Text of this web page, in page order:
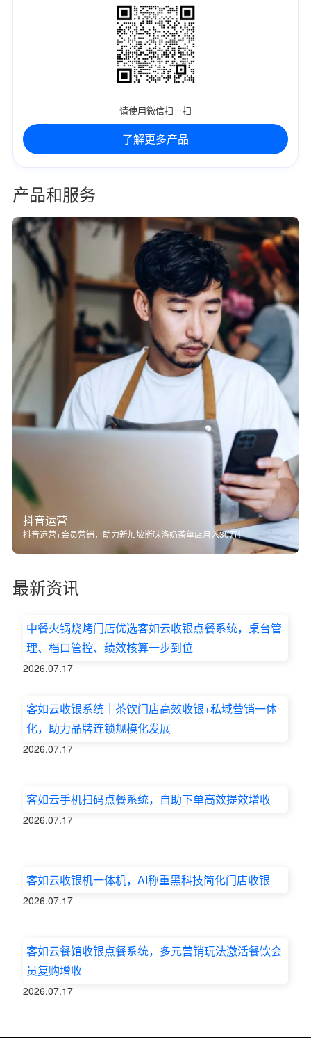
请使用微信扫一扫
了解更多产品
产品和服务
抖音运营
抖音运营+会员营销，助力新加坡斯味洛奶茶单店月入30万！
最新资讯
中餐火锅烧烤门店优选客如云收银点餐系统，桌台管
理、档口管控、绩效核算一步到位
2026.07.17
客如云收银系统｜茶饮门店高效收银+私域营销一体
化，助力品牌连锁规模化发展
2026.07.17
客如云手机扫码点餐系统，自助下单高效提效增收
2026.07.17
客如云收银机一体机，AI称重黑科技简化门店收银
2026.07.17
客如云餐馆收银点餐系统，多元营销玩法激活餐饮会
员复购增收
2026.07.17